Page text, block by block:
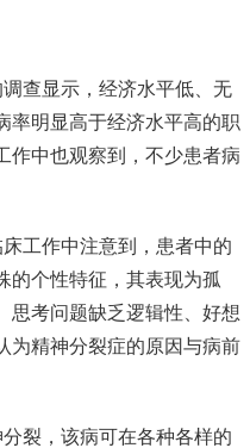
查显示，经济水平低、无
率明显高于经济水平高的职
作中也观察到，不少患者病
工作中注意到，患者中的
的个性特征，其表现为孤
思考问题缺乏逻辑性、好想
为精神分裂症的原因与病前
裂，该病可在各种各样的